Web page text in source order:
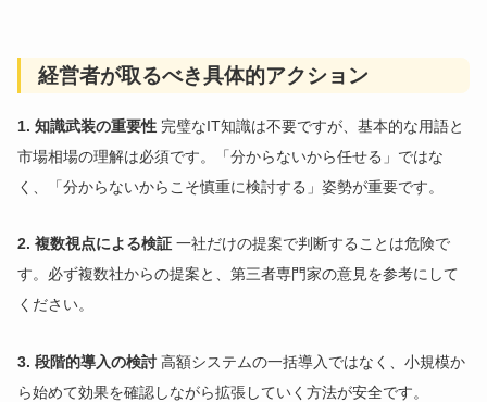
経営者が取るべき具体的アクション
1. 知識武装の重要性 完璧なIT知識は不要ですが、基本的な用語と
市場相場の理解は必須です。「分からないから任せる」ではな
く、「分からないからこそ慎重に検討する」姿勢が重要です。
2. 複数視点による検証 一社だけの提案で判断することは危険で
す。必ず複数社からの提案と、第三者専門家の意見を参考にして
ください。
3. 段階的導入の検討 高額システムの一括導入ではなく、小規模か
ら始めて効果を確認しながら拡張していく方法が安全です。